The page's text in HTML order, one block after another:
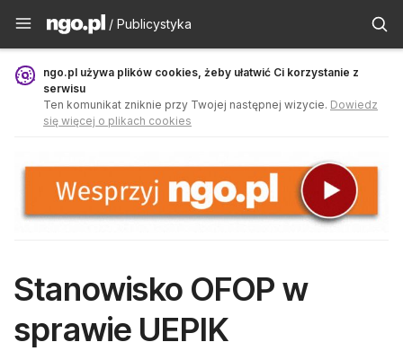
Publicystyka - ngo.pl
/ Publicystyka
ngo.pl używa plików cookies, żeby ułatwić Ci korzystanie z
serwisu
Ten komunikat zniknie przy Twojej następnej wizycie. Dowiedz
się więcej o plikach cookies
Stanowisko OFOP w
sprawie UEPIK